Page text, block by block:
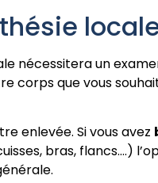
nécessitera un
corps que vous
enlevée. Si vous avez
bras, flancs….)